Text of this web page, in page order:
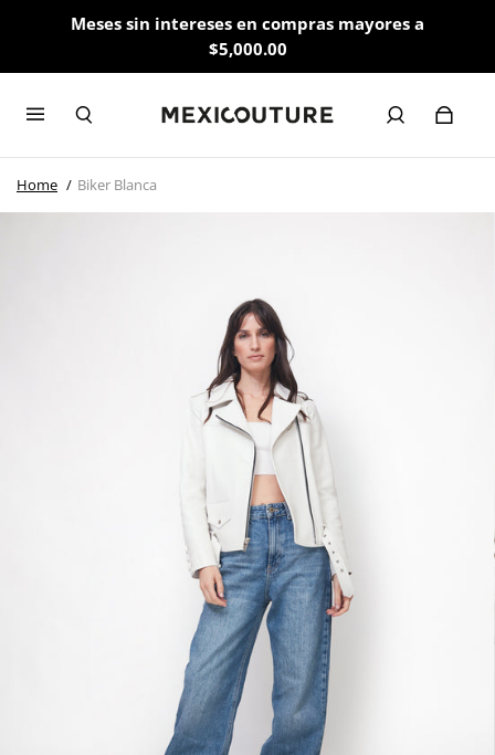
Meses sin intereses en compras mayores a
$5,000.00
Home Biker Blanca